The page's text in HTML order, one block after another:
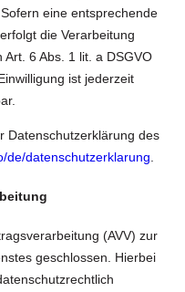
eine entsprechende
die Verarbeitung
6 Abs. 1 lit. a DSGVO
ist jederzeit
Datenschutzerklärung des
de/datenschutzerklarung.
(AVV) zur
geschlossen. Hierbei